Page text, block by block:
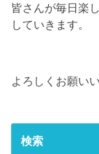
皆さんが毎日楽
していきます。
よろしくお願い
検索